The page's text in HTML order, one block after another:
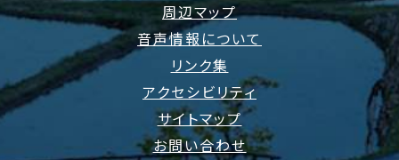
周辺マップ
音声情報について
リンク集
アクセシビリティ
サイトマップ
お問い合わせ